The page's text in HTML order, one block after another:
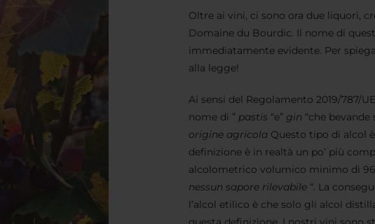
Oltre ai vini, ci sono ora due liquori,
Domaine du Bourdic. Il nome di
immediatamente evidente. Per
alla legge!
Ai sensi del Regolamento 2019/787/
nome di ” pastis “e” gin “che
origine agricola Questo tipo di alcol
definizione è in realtà un po’ più
alcolometrico volumico minimo di
nessun sapore rilevabile “. La
l’alcol etilico è che solo gli alcol